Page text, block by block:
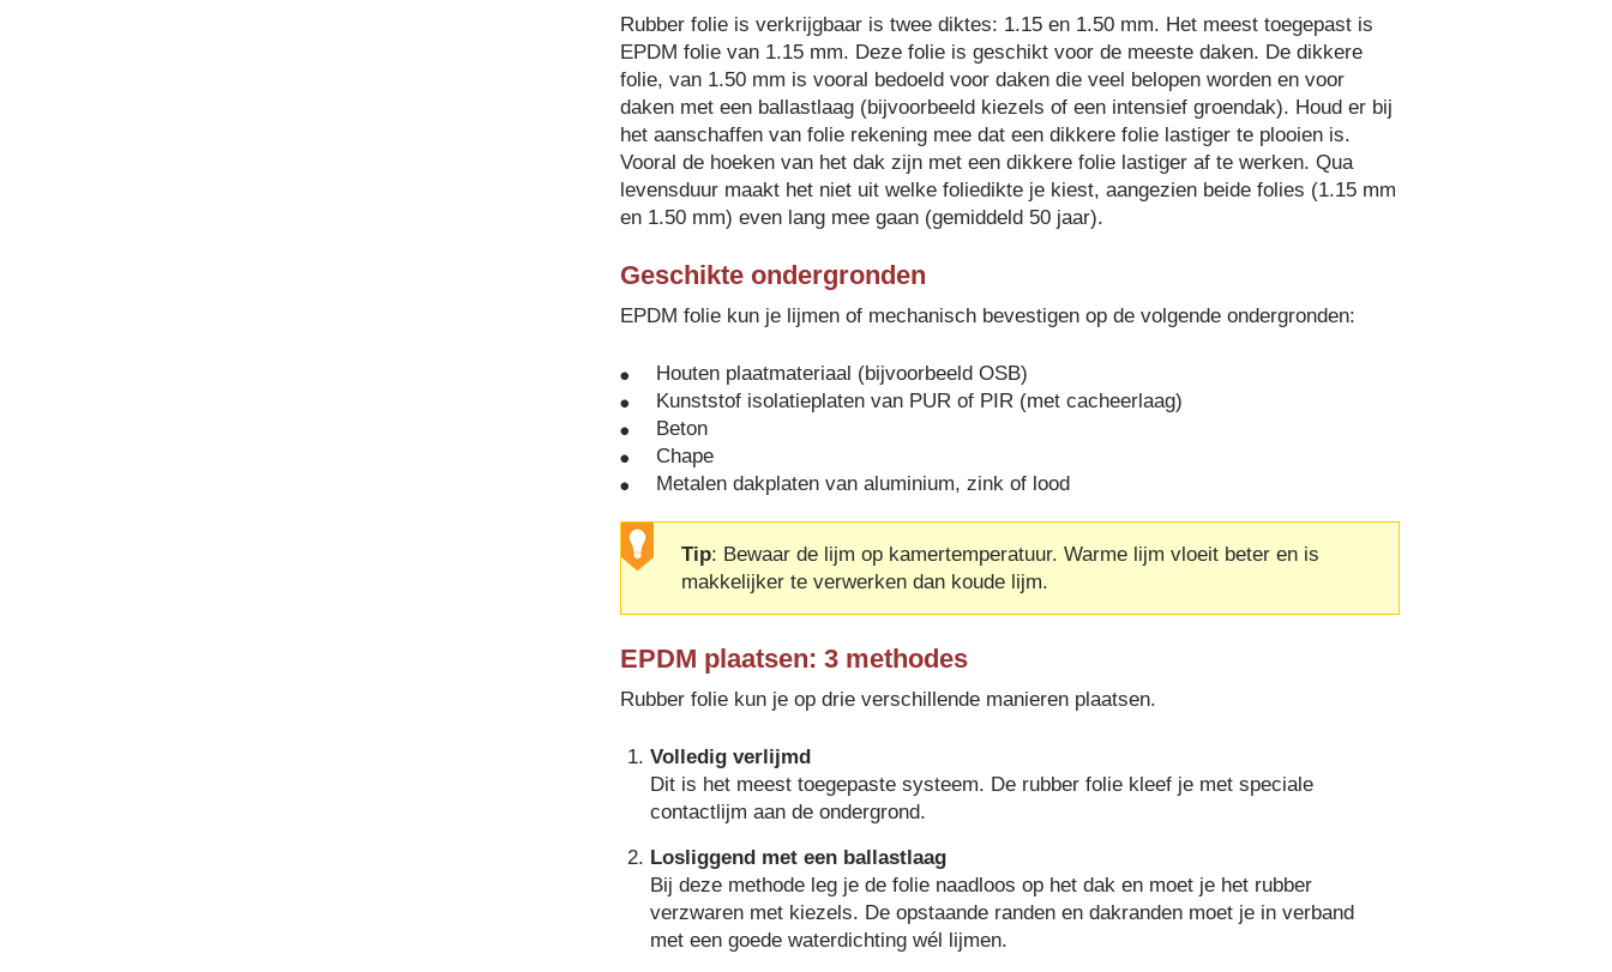
Rubber folie is verkrijgbaar is twee diktes: 1.15 en 1.50 mm. Het meest toegepast is
EPDM folie van 1.15 mm. Deze folie is geschikt voor de meeste daken. De dikkere
folie, van 1.50 mm is vooral bedoeld voor daken die veel belopen worden en voor
daken met een ballastlaag (bijvoorbeeld kiezels of een intensief groendak). Houd er bij
het aanschaffen van folie rekening mee dat een dikkere folie lastiger te plooien is.
Vooral de hoeken van het dak zijn met een dikkere folie lastiger af te werken. Qua
levensduur maakt het niet uit welke foliedikte je kiest, aangezien beide folies (1.15 mm
en 1.50 mm) even lang mee gaan (gemiddeld 50 jaar).
Geschikte ondergronden
EPDM folie kun je lijmen of mechanisch bevestigen op de volgende ondergronden:
Houten plaatmateriaal (bijvoorbeeld OSB)
Kunststof isolatieplaten van PUR of PIR (met cacheerlaag)
Beton
Chape
Metalen dakplaten van aluminium, zink of lood
Tip: Bewaar de lijm op kamertemperatuur. Warme lijm vloeit beter en is
makkelijker te verwerken dan koude lijm.
EPDM plaatsen: 3 methodes
Rubber folie kun je op drie verschillende manieren plaatsen.
Volledig verlijmd
Dit is het meest toegepaste systeem. De rubber folie kleef je met speciale
contactlijm aan de ondergrond.
Losliggend met een ballastlaag
Bij deze methode leg je de folie naadloos op het dak en moet je het rubber
verzwaren met kiezels. De opstaande randen en dakranden moet je in verband
met een goede waterdichting wél lijmen.